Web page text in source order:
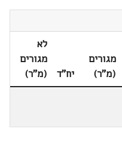
מגורים
(מ"ר)
יח"ד
לא
מגורים
(מ"ר)